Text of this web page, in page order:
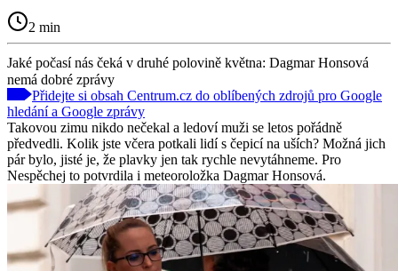
2 min
Jaké počasí nás čeká v druhé polovině května: Dagmar Honsová
nemá dobré zprávy
Přidejte si obsah Centrum.cz do oblíbených zdrojů pro Google
hledání a Google zprávy
Takovou zimu nikdo nečekal a ledoví muži se letos pořádně
předvedli. Kolik jste včera potkali lidí s čepicí na uších? Možná jich
pár bylo, jisté je, že plavky jen tak rychle nevytáhneme. Pro
Nespěchej to potvrdila i meteoroložka Dagmar Honsová.